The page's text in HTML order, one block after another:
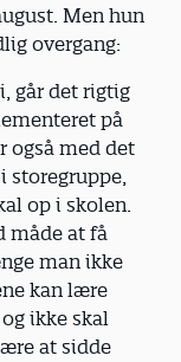
Men hun
overgang:
går det rigtig
på
også med det
storegruppe,
op i skolen.
måde at få
man ikke
kan lære
ikke skal
at sidde